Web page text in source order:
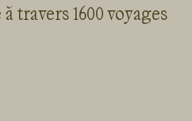
travers 1600 voyages